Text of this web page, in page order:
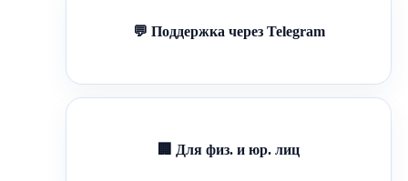
💬 Поддержка через Telegram
🏢 Для физ. и юр. лиц